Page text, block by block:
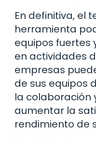
En definitiva, el
herramienta
equipos fuertes
en actividades
empresas
de sus equipos
la colaboración
aumentar la
rendimiento de